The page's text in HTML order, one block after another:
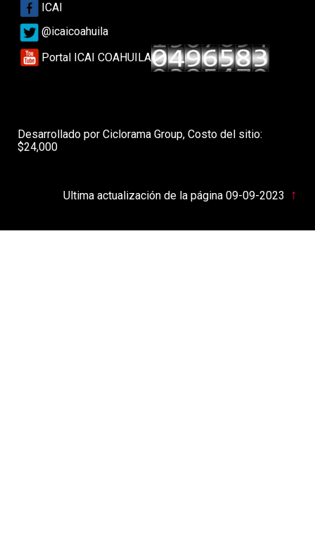
ICAI
@icaicoahuila
Portal ICAI COAHUILA
Desarrollado por Ciclorama Group, Costo del sitio:
$24,000
Ultima actualización de la página 09-09-2023 ↑